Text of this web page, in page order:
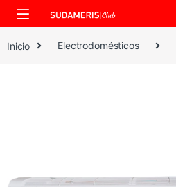
Skip to navigation
Skip to content
Inicio Electrodomésticos